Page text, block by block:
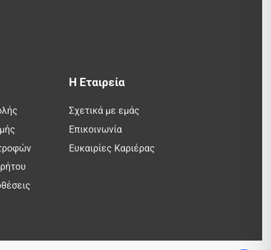
Η Εταιρεία
Σχετικά με εμάς
Επικοινωνία
Ευκαιρίες Καριέρας